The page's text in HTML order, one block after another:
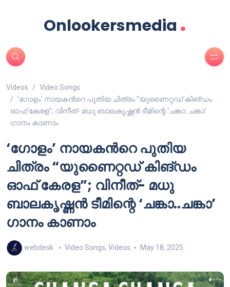
Onlookersmedia .
Videos
Video Songs
‘ഗോളം’ നായകന്‍റെ പുതിയ ചിത്രം “യുണൈറ്റഡ് കിങ്ഡം
ഓഫ് കേരള”; വിനീത്- മധു ബാലകൃഷ്ണൻ ടീമിന്റെ ‘ചങ്കാ..ചങ്കാ’
ഗാനം കാണാം
‘ഗോളം’ നായകന്‍റെ പുതിയ
ചിത്രം “യുണൈറ്റഡ് കിങ്ഡം
ഓഫ് കേരള”; വിനീത്- മധു
ബാലകൃഷ്ണൻ ടീമിന്റെ ‘ചങ്കാ..ചങ്കാ’
ഗാനം കാണാം
webdesk Video Songs, Videos May 18, 2025